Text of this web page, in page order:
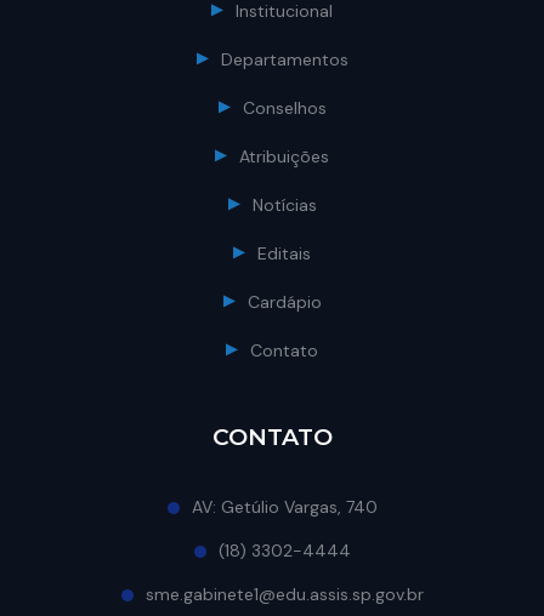
Institucional
Departamentos
Conselhos
Atribuições
Notícias
Editais
Cardápio
Contato
CONTATO
AV: Getúlio Vargas, 740
(18) 3302-4444
sme.gabinete1@edu.assis.sp.gov.br